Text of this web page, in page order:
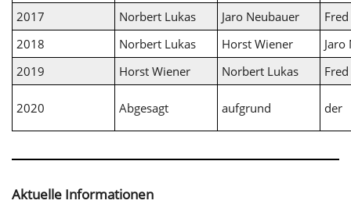
2017
Norbert Lukas Jaro Neubauer
2018
Norbert Lukas Horst Wiener
Jaro
2019
Horst Wiener Norbert Lukas
2020 Abgesagt aufgrund der
Aktuelle Informationen